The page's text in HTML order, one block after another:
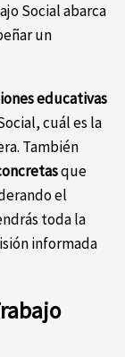
Social abarca
un
educativas
cuál es la
También
que
el
toda la
informada